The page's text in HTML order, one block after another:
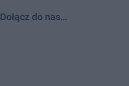
Dołącz do nas…